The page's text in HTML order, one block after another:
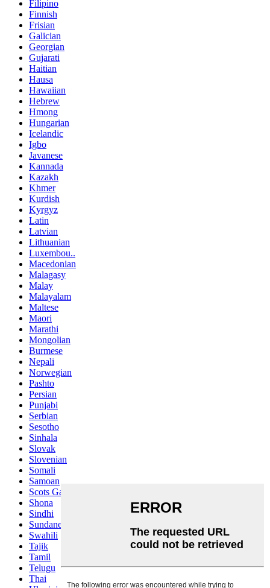
Filipino
Finnish
Frisian
Galician
Georgian
Gujarati
Haitian
Hausa
Hawaiian
Hebrew
Hmong
Hungarian
Icelandic
Igbo
Javanese
Kannada
Kazakh
Khmer
Kurdish
Kyrgyz
Latin
Latvian
Lithuanian
Luxembou..
Macedonian
Malagasy
Malay
Malayalam
Maltese
Maori
Marathi
Mongolian
Burmese
Nepali
Norwegian
Pashto
Persian
Punjabi
Serbian
Sesotho
Sinhala
Slovak
Slovenian
Somali
Samoan
Scots Gaelic
Shona
Sindhi
Sundanese
Swahili
Tajik
Tamil
Telugu
Thai